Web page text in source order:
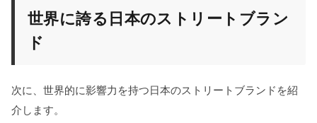
世界に誇る日本のストリートブラン
ド
次に、世界的に影響力を持つ日本のストリートブランドを紹
介します。